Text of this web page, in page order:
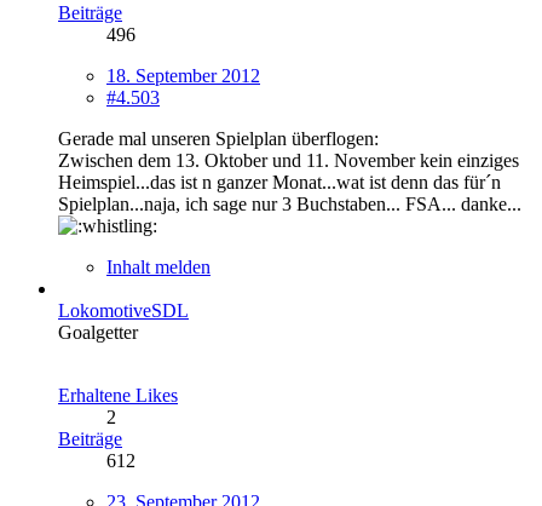
Beiträge
496
18. September 2012
#4.503
Gerade mal unseren Spielplan überflogen:
Zwischen dem 13. Oktober und 11. November kein einziges
Heimspiel...das ist n ganzer Monat...wat ist denn das für´n
Spielplan...naja, ich sage nur 3 Buchstaben... FSA... danke...
Inhalt melden
LokomotiveSDL
Goalgetter
Erhaltene Likes
2
Beiträge
612
23. September 2012